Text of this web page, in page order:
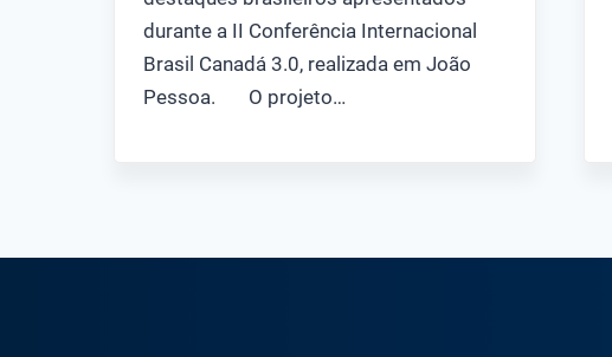
durante a II Conferência Internacional
Brasil Canadá 3.0, realizada em João
Pessoa. O projeto…